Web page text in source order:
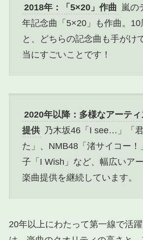
2018年：「5×20」作曲 嵐の
年記念曲「5×20」も作曲。
と、どちらの記念曲も手がけ
当にすごいことです！
2020年以降：多様なアーテ
提供 乃木坂46「I see…」「
た」、NMB48「渚サイコー！
子「I Wish」など、幅広いア
楽曲提供を継続しています。
20年以上にわたって第一線で活